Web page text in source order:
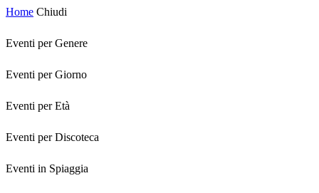
Home Chiudi
Eventi per Genere
Eventi per Giorno
Eventi per Età
Eventi per Discoteca
Eventi in Spiaggia